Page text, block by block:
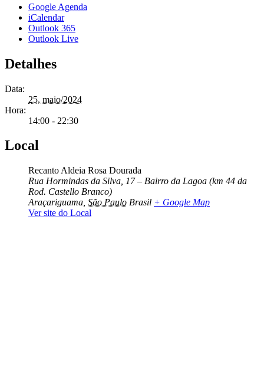
Google Agenda
iCalendar
Outlook 365
Outlook Live
Detalhes
Data:
25, maio/2024
Hora:
14:00 - 22:30
Local
Recanto Aldeia Rosa Dourada
Rua Hormindas da Silva, 17 – Bairro da Lagoa (km 44 da
Rod. Castello Branco)
Araçariguama São Paulo Brasil + Google Map
Ver site do Local